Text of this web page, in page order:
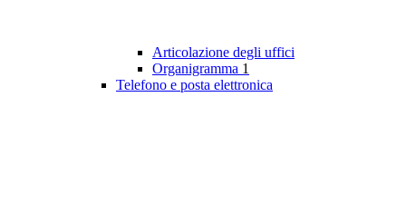
Articolazione degli uffici
Organigramma 1
Telefono e posta elettronica